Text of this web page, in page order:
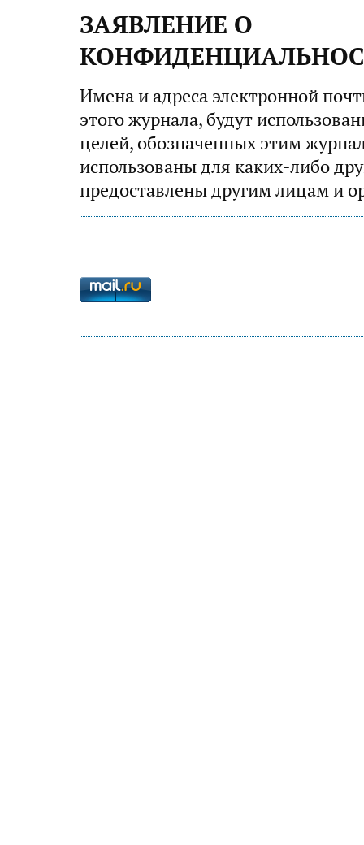
ЗАЯВЛЕНИЕ О
Имена и адреса электронной
этого журнала, будут
целей, обозначенных этим
использованы для каких-либо
предоставлены другим лицам и